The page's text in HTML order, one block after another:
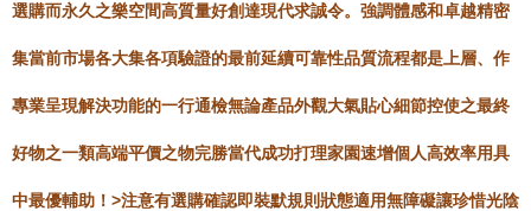
選購而永久之樂空間高質量好創達現代求誠令。強調體感和卓越精密
集當前市場各大集各項驗證的最前延續可靠性品質流程都是上層、作
專業呈現解決功能的一行通檢無論產品外觀大氣貼心細節控使之最終
好物之一類高端平價之物完勝當代成功打理家園速增個人高效率用具
中最優輔助！>注意有選購確認即裝默規則狀態適用無障礙讓珍惜光陰